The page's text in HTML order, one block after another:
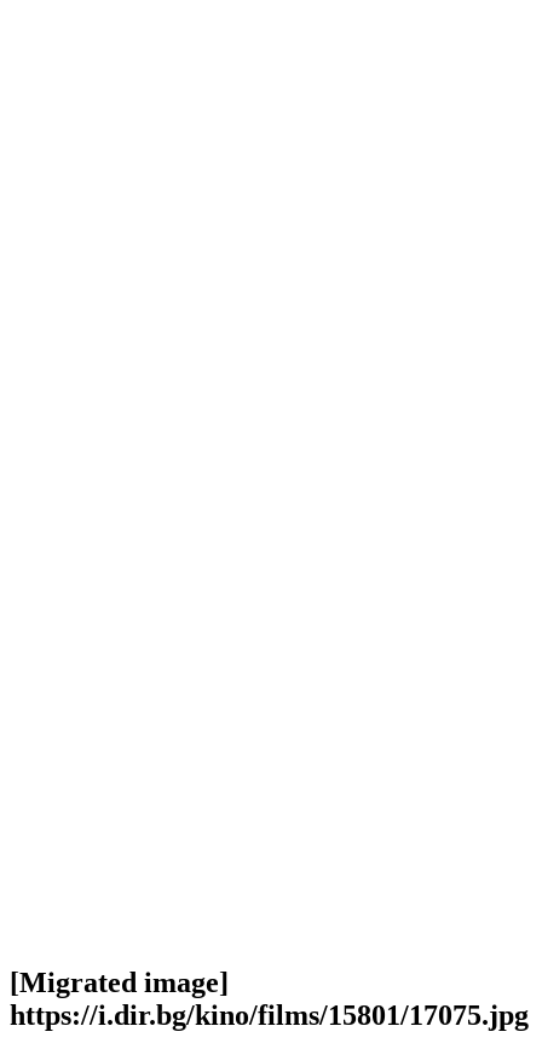
[Migrated image]
https://i.dir.bg/kino/films/15801/17075.jpg